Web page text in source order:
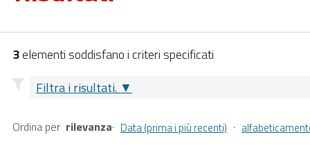
3elementi soddisfano i criteri specificati
Filtra i risultati.
Ordina per rilevanza· Data (prima i più recenti) ·